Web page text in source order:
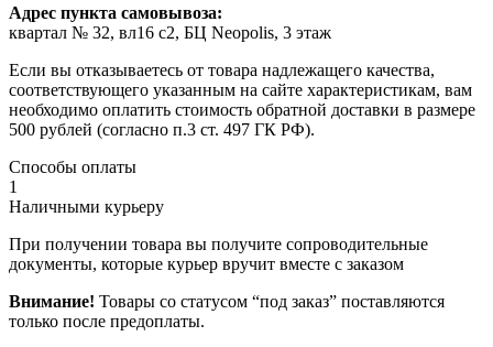
Адрес пункта самовывоза:
квартал № 32, вл16 с2, БЦ Neopolis, 3 этаж
Если вы отказываетесь от товара надлежащего качества,
соответствующего указанным на сайте характеристикам, вам
необходимо оплатить стоимость обратной доставки в размере
500 рублей (согласно п.3 ст. 497 ГК РФ).
Способы оплаты
1
Наличными курьеру
При получении товара вы получите сопроводительные
документы, которые курьер вручит вместе с заказом
Внимание! Товары со статусом “под заказ” поставляются
только после предоплаты.